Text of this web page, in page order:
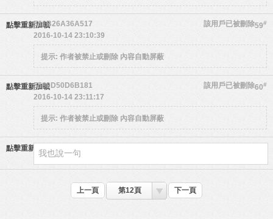
點擊重新加載 59#
561B26A36A517
該用戶已被刪除
2016-10-14 23:10:39
提示: 作者被禁止或刪除 內容自動屏蔽
點擊重新加載 60#
5580D50D6B181
該用戶已被刪除
2016-10-14 23:11:17
提示: 作者被禁止或刪除 內容自動屏蔽
點擊重新加載
上一頁 第12頁 下一頁